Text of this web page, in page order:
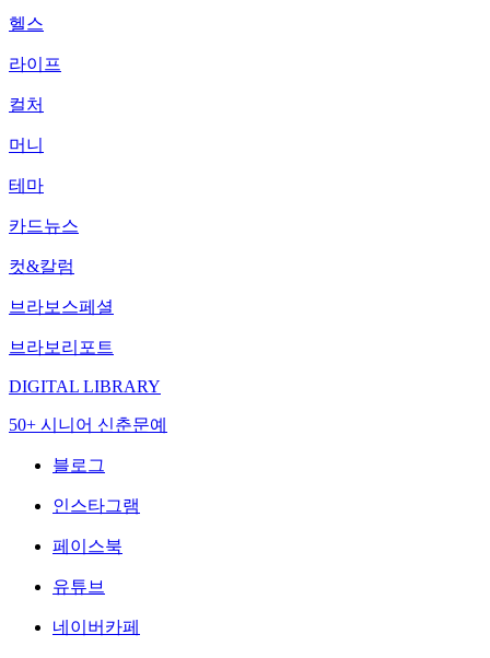
헬스
라이프
컬처
머니
테마
카드뉴스
컷&칼럼
브라보스페셜
브라보리포트
DIGITAL LIBRARY
50+ 시니어 신춘문예
블로그
인스타그램
페이스북
유튜브
네이버카페